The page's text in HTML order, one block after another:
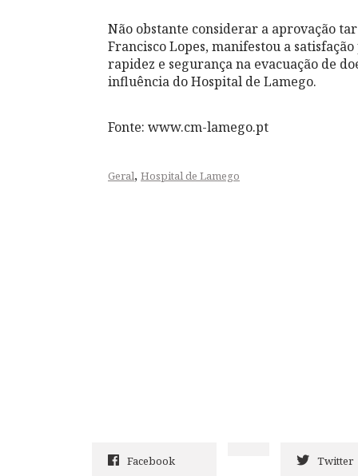
Não obstante considerar a aprovação
Francisco Lopes, manifestou a
rapidez e segurança na evacuação de
influência do Hospital de Lamego.
Fonte: www.cm-lamego.pt
Geral, Hospital de Lamego
Facebook Twitter